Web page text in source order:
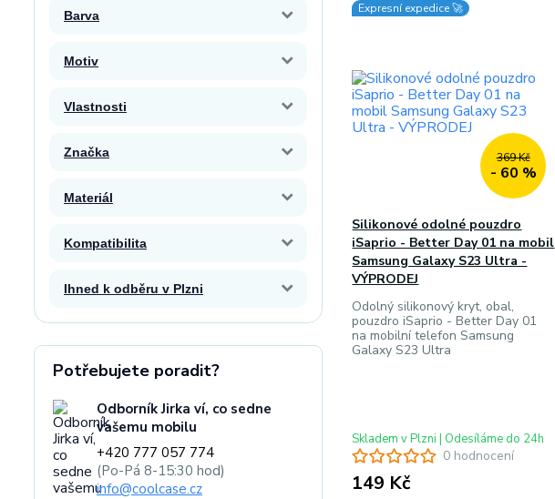
Barva
Motiv
Vlastnosti
Značka
Materiál
Kompatibilita
Ihned k odběru v Plzni
Potřebujete poradit?
Odborník Jirka ví, co sedne
vašemu mobilu
+420 777 057 774
(Po-Pá 8-15:30 hod)
info@coolcase.cz
Expresní expedice 🚀
369 Kč
- 60 %
0 hodnocení
Silikonové odolné pouzdro
iSaprio - Better Day 01 na mobil
Samsung Galaxy S23 Ultra -
VÝPRODEJ
Odolný silikonový kryt, obal,
pouzdro iSaprio - Better Day 01
na mobilní telefon Samsung
Galaxy S23 Ultra
149 Kč
Skladem v Plzni | Odesíláme do 24h